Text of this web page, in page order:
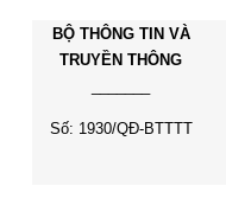
BỘ THÔNG TIN VÀ
TRUYỀN THÔNG
Số: 1930/QĐ-BTTTT